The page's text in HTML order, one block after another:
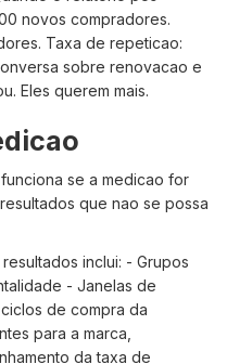
novos compradores.
Taxa de repeticao:
sobre renovacao e
Eles querem mais.
se a medicao for
que nao se possa
inclui: - Grupos
- Janelas de
de compra da
para a marca,
da taxa de